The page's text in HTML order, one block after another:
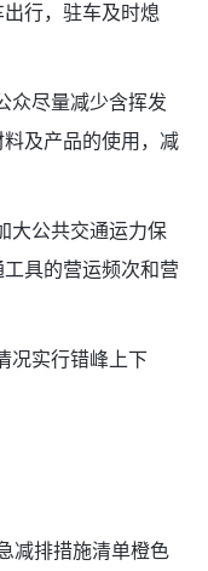
行，驻车及时熄
尽量减少含挥发
及产品的使用，减
公共交通运力保
具的营运频次和营
实行错峰上下
排措施清单橙色